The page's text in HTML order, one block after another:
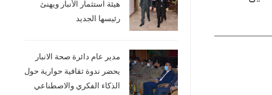
بحضور عدد من مدراء الأقسام
هيئة استثمار الأنبار ويهنئ
رئيسها الجديد
مدير عام دائرة صحة الانبار
يحضر ندوة ثقافية حوارية حول
الذكاء الفكري والاصطناعي